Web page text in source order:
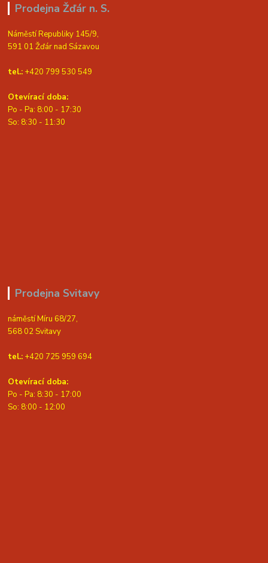
Prodejna Žďár n. S.
Náměstí Republiky 145/9,
591 01 Žďár nad Sázavou
tel.: +420 799 530 549
Otevírací doba:
Po - Pa: 8:00 - 17:30
So: 8:30 - 11:30
Prodejna Svitavy
náměstí Míru 68/27,
568 02 Svitavy
tel.: +420 725 959 694
Otevírací doba:
Po - Pa: 8:30 - 17:00
So: 8:00 - 12:00